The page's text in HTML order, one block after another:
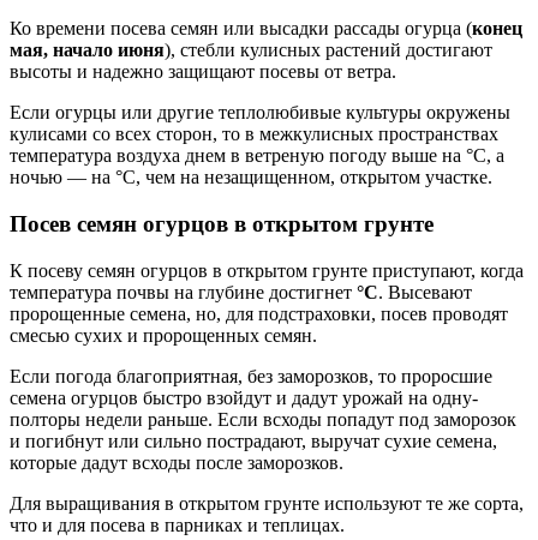
Ко времени посева семян или высадки рассады огурца (конец
мая, начало июня), стебли кулисных растений достигают
высоты и надежно защищают посевы от ветра.
Если огурцы или другие теплолюбивые культуры окружены
кулисами со всех сторон, то в межкулисных пространствах
температура воздуха днем в ветреную погоду выше на °C, а
ночью — на °C, чем на незащищенном, открытом участке.
Посев семян огурцов в открытом грунте
К посеву семян огурцов в открытом грунте приступают, когда
температура почвы на глубине достигнет °C. Высевают
пророщенные семена, но, для подстраховки, посев проводят
смесью сухих и пророщенных семян.
Если погода благоприятная, без заморозков, то проросшие
семена огурцов быстро взойдут и дадут урожай на одну-
полторы недели раньше. Если всходы попадут под заморозок
и погибнут или сильно пострадают, выручат сухие семена,
которые дадут всходы после заморозков.
Для выращивания в открытом грунте используют те же сорта,
что и для посева в парниках и теплицах.